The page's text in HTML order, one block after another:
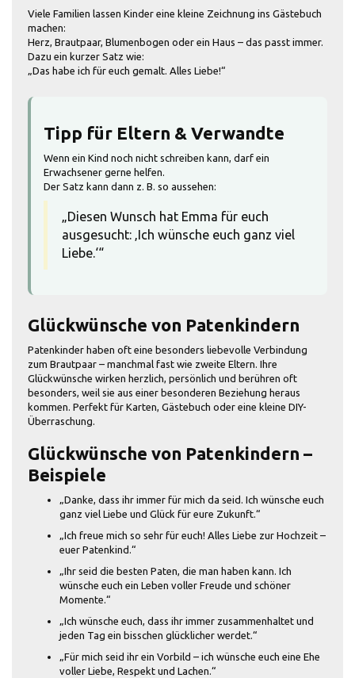
Viele Familien lassen Kinder eine kleine Zeichnung ins Gästebuch
machen:
Herz, Brautpaar, Blumenbogen oder ein Haus – das passt immer.
Dazu ein kurzer Satz wie:
„Das habe ich für euch gemalt. Alles Liebe!“
Tipp für Eltern & Verwandte
Wenn ein Kind noch nicht schreiben kann, darf ein
Erwachsener gerne helfen.
Der Satz kann dann z. B. so aussehen:
„Diesen Wunsch hat Emma für euch
ausgesucht: ‚Ich wünsche euch ganz viel
Liebe.‘“
Glückwünsche von Patenkindern
Patenkinder haben oft eine besonders liebevolle Verbindung
zum Brautpaar – manchmal fast wie zweite Eltern. Ihre
Glückwünsche wirken herzlich, persönlich und berühren oft
besonders, weil sie aus einer besonderen Beziehung heraus
kommen. Perfekt für Karten, Gästebuch oder eine kleine DIY-
Überraschung.
Glückwünsche von Patenkindern –
Beispiele
„Danke, dass ihr immer für mich da seid. Ich wünsche euch
ganz viel Liebe und Glück für eure Zukunft.“
„Ich freue mich so sehr für euch! Alles Liebe zur Hochzeit –
euer Patenkind.“
„Ihr seid die besten Paten, die man haben kann. Ich
wünsche euch ein Leben voller Freude und schöner
Momente.“
„Ich wünsche euch, dass ihr immer zusammenhaltet und
jeden Tag ein bisschen glücklicher werdet.“
„Für mich seid ihr ein Vorbild – ich wünsche euch eine Ehe
voller Liebe, Respekt und Lachen.“